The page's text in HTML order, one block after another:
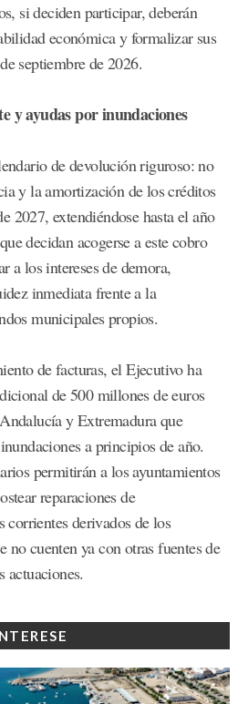
si deciden participar, deberán
económica y formalizar sus
septiembre de 2026.
y ayudas por inundaciones
de devolución riguroso: no
y la amortización de los créditos
2027, extendiéndose hasta el año
decidan acogerse a este cobro
a los intereses de demora,
inmediata frente a la
municipales propios.
de facturas, el Ejecutivo ha
de 500 millones de euros
y Extremadura que
a principios de año.
permitirán a los ayuntamientos
reparaciones de
corrientes derivados de los
no cuenten ya con otras fuentes de
actuaciones.